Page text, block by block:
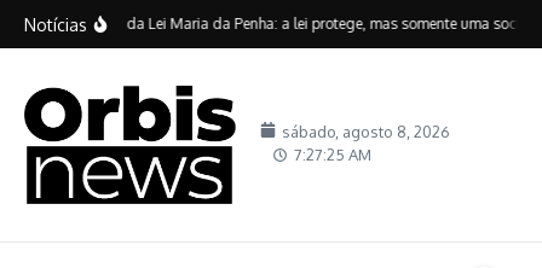
Ir para o conteúdo
Notícias
Vinte anos da Lei Maria da Penha: a lei protege, mas somente uma
sábado, agosto 8, 2026
7:27:26 AM